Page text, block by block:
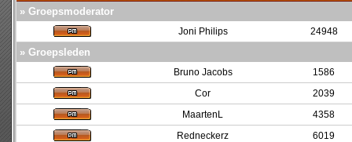
» Groepsmoderator
Joni Philips 24948
» Groepsleden
Bruno Jacobs
1586
Cor
2039
MaartenL
4358
Redneckerz
6019